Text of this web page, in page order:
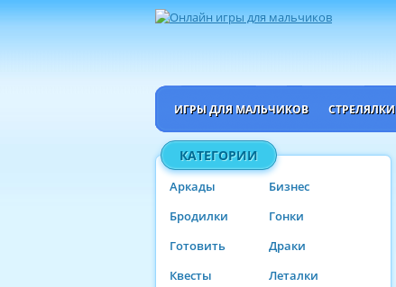
ИГРЫ ДЛЯ МАЛЬЧИКОВ СТРЕЛЯЛКИ
КАТЕГОРИИ
Аркады
Бизнес
Бродилки
Гонки
Готовить
Драки
Квесты
Леталки